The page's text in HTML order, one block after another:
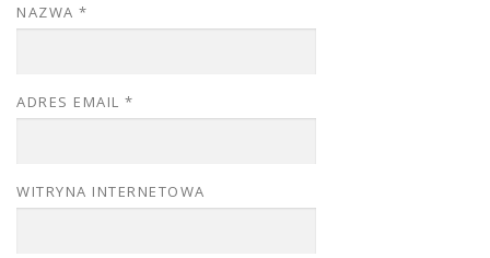
NAZWA *
ADRES EMAIL *
WITRYNA INTERNETOWA